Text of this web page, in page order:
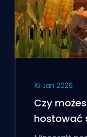
16 Jan 2026
Czy
hostować